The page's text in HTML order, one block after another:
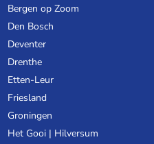
Bergen op Zoom
Den Bosch
Deventer
Drenthe
Etten-Leur
Friesland
Groningen
Het Gooi | Hilversum